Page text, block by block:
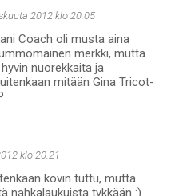
2012 klo 20.05
Coach oli musta aina
merkki, mutta
nuorekkaita ja
mitään Gina Tricot-
klo 20.21
kovin tuttu, mutta
nahkalaukuista tykkään :)